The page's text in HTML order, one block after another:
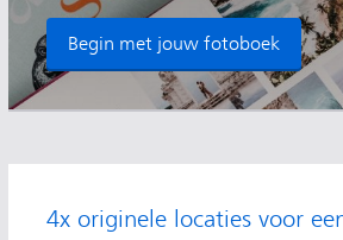
Begin met jouw fotoboek
4x originele locaties voor